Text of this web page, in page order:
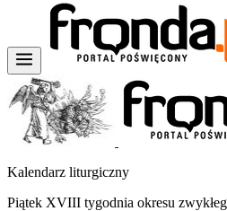
Kalendarz liturgiczny
Piątek XVIII tygodnia okresu